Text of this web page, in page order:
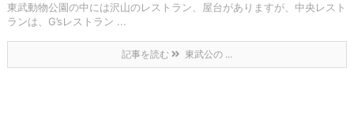
東武動物公園の中には沢山のレストラン、屋台がありますが、中央レスト
ランは、G’sレストラン ...
記事を読む 東武公の ...